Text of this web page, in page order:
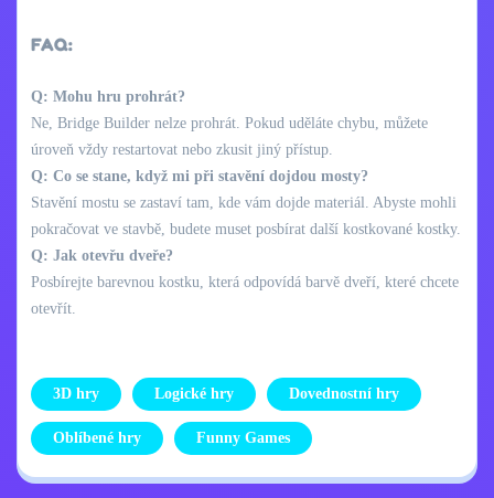
FAQ:
Q: Mohu hru prohrát?
Ne, Bridge Builder nelze prohrát. Pokud uděláte chybu, můžete
úroveň vždy restartovat nebo zkusit jiný přístup.
Q: Co se stane, když mi při stavění dojdou mosty?
Stavění mostu se zastaví tam, kde vám dojde materiál. Abyste mohli
pokračovat ve stavbě, budete muset posbírat další kostkované kostky.
Q: Jak otevřu dveře?
Posbírejte barevnou kostku, která odpovídá barvě dveří, které chcete
otevřít.
3D hry Logické hry Dovednostní hry
Oblíbené hry Funny Games